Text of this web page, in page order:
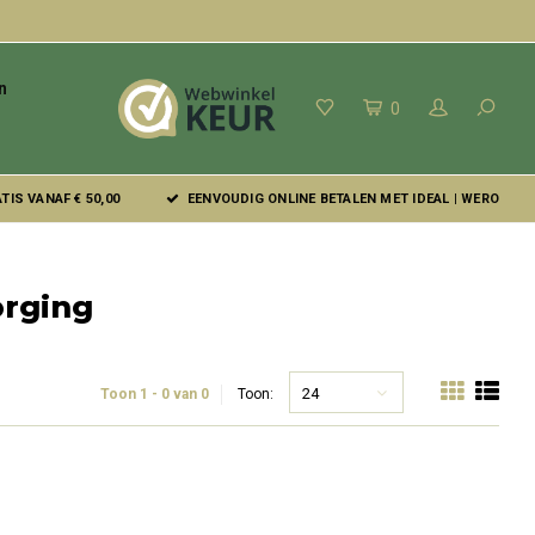
0
VANAF € 50,00 EENVOUDIG ONLINE BETALEN MET IDEAL | WERO
Toon 1 - 0 van 0 Toon: 24